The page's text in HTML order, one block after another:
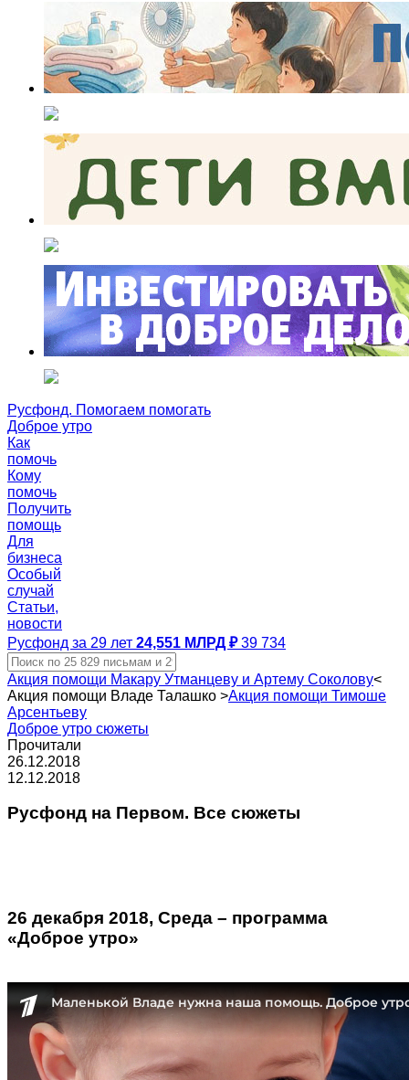
Русфонд. Помогаем помогать
Доброе утро
Как
помочь
Кому
помочь
Получить
помощь
Для
бизнеса
Особый
случай
Статьи,
новости
Русфонд за 29 лет 24,551 МЛРД ₽ 39 734
Акция помощи Макару Утманцеву и Артему Соколову<
Акция помощи Владе Талашко >Акция помощи Тимоше
Арсентьеву
Доброе утро сюжеты
Прочитали
26.12.2018
12.12.2018
Русфонд на Первом. Все сюжеты
26 декабря 2018, Среда – программа
«Доброе утро»